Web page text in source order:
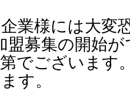
業様には大変
盟募集の開始
でございます
す。